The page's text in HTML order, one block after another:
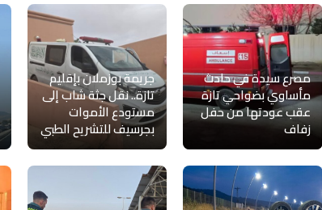
مصرع سيدة في حادث
مأساوي بضواحي تازة
عقب عودتها من حفل
زفاف
جريمة بوزملان بإقليم
تازة.. نقل جثة شاب إلى
مستودع الأموات
بجرسيف للتشريح الطبي